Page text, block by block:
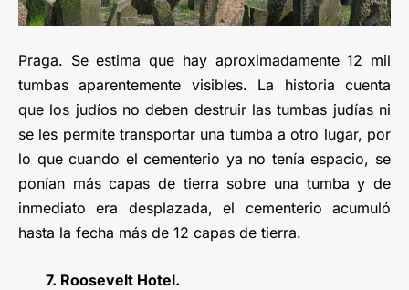
Praga. Se estima que hay aproximadamente 12 mil
tumbas aparentemente visibles. La historia cuenta
que los judíos no deben destruir las tumbas judías ni
se les permite transportar una tumba a otro lugar, por
lo que cuando el cementerio ya no tenía espacio, se
ponían más capas de tierra sobre una tumba y de
inmediato era desplazada, el cementerio acumuló
hasta la fecha más de 12 capas de tierra.
7. Roosevelt Hotel.